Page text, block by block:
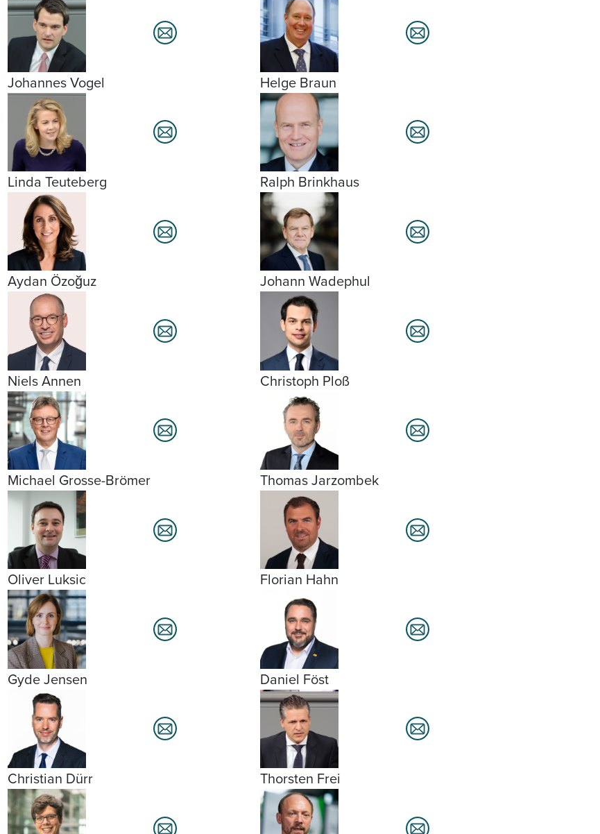
Johannes Vogel Helge Braun
Linda Teuteberg Ralph Brinkhaus
Aydan Özoğuz Johann Wadephul
Niels Annen Christoph Ploß
Michael Grosse-Brömer Thomas Jarzombek
Oliver Luksic Florian Hahn
Gyde Jensen Daniel Föst
Christian Dürr Thorsten Frei